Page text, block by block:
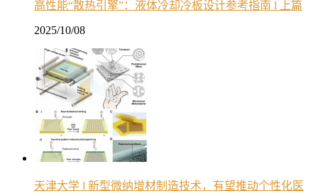
高性能“散热引擎”：液体冷却冷板设计参考指南 l 上篇
2025/10/08
天津大学 l 新型微纳增材制造技术，有望推动个性化医